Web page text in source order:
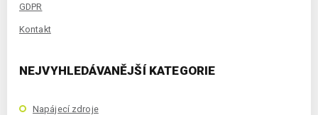
GDPR
Kontakt
NEJVYHLEDÁVANĚJŠÍ KATEGORIE
Napájecí zdroje